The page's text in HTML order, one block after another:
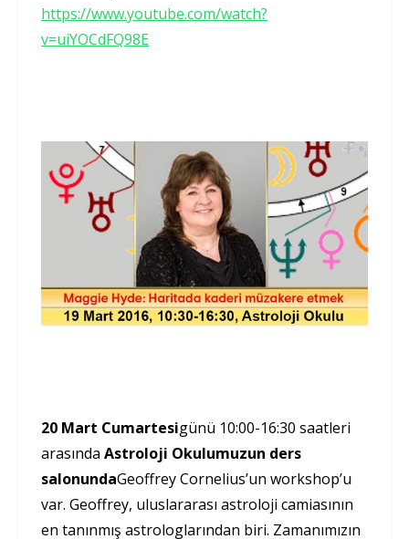
https://www.youtube.com/watch?
v=uiYOCdFQ98E
20 Mart Cumartesigünü 10:00-16:30 saatleri
arasında Astroloji Okulumuzun ders
salonundaGeoffrey Cornelius’un workshop’u
var. Geoffrey, uluslararası astroloji camiasının
en tanınmış astrologlarından biri. Zamanımızın